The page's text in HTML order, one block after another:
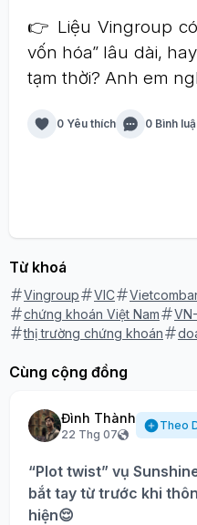
👉 Liệu Vingroup
vốn hóa” lâu dài,
tạm thời? Anh em
0 Yêu thích 0 Bình
Từ khoá
Vingroup VIC
chứng khoán Việt Nam
thị trường chứng khoán
Cùng cộng đồng
Đình Thành
22 Thg 07
Theo
“Plot twist” vụ
bắt tay từ trước khi
hiện😌